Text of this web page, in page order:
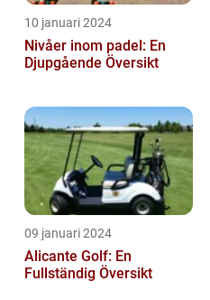
10 januari 2024
Nivåer inom padel: En
Djupgående Översikt
09 januari 2024
Alicante Golf: En
Fullständig Översikt